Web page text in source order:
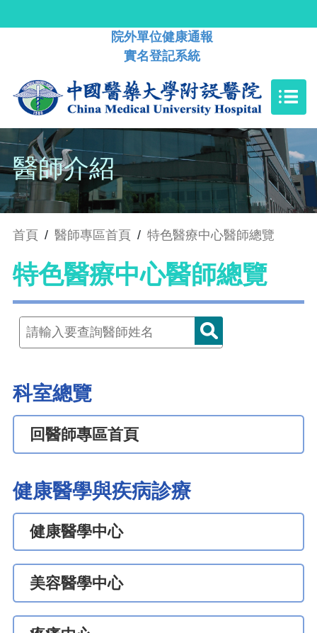
院外單位健康通報
實名登記系統
醫師介紹
首頁 / 醫師專區首頁 / 特色醫療中心醫師總覽
特色醫療中心醫師總覽
科室總覽
回醫師專區首頁
健康醫學與疾病診療
健康醫學中心
美容醫學中心